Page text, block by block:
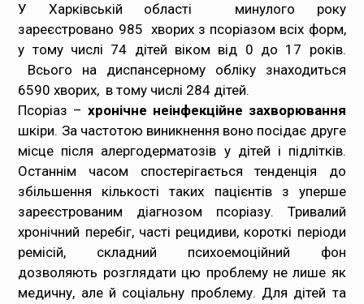
У Харківській області минулого року
зареєстровано 985 хворих з псоріазом всіх форм,
у тому числі 74 дітей віком від 0 до 17 років.
Всього на диспансерному обліку знаходиться
6590 хворих, в тому числі 284 дітей.
Псоріаз – хронічне неінфекційне захворювання
шкіри. За частотою виникнення воно посідає друге
місце після алергодерматозів у дітей і підлітків.
Останнім часом спостерігається тенденція до
збільшення кількості таких пацієнтів з уперше
зареєстрованим діагнозом псоріазу. Тривалий
хронічний перебіг, часті рецидиви, короткі періоди
ремісій, складний психоемоційний фон
дозволяють розглядати цю проблему не лише як
медичну, але й соціальну проблему. Для дітей та